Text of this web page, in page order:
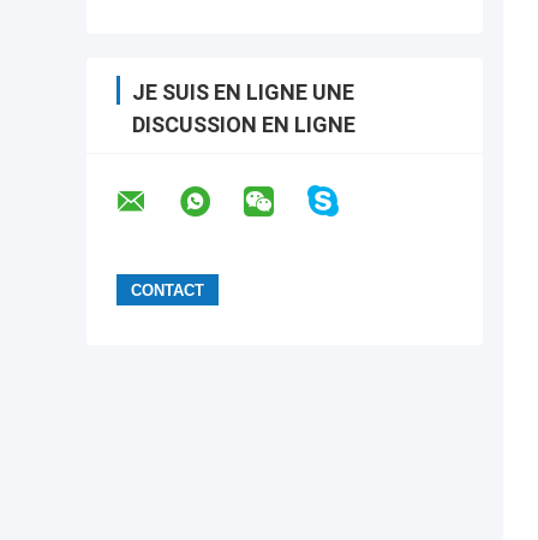
JE SUIS EN LIGNE UNE
DISCUSSION EN LIGNE